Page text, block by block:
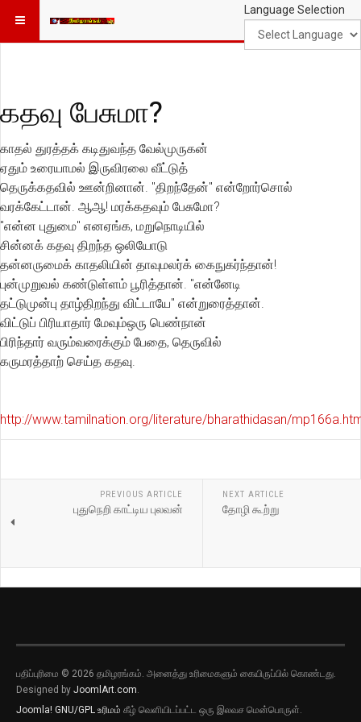
Language Selection
கதவு பேசுமா?
காதல் துரத்தக் கடிதுவந்த வேல்முருகன்
ஏதும் உரையாமல் இருவிரலை வீட்டுத்
தெருக்கதவில் ஊன்றினான். "திறந்தேன்" என்றோர்சொல்
வரக்கேட்டான். ஆஆ! மரக்கதவும் பேசுமோ?
"என்ன புதுமை" எனஏங்க, மறுநொடியில்
சின்னக் கதவு திறந்த ஒலியோடு
தன்னருமைக் காதலியின் தாவுமலர்க் கைநுகர்ந்தான்!
புன்முறுவல் கண்டுள்ளம் பூரித்தான். "என்னேடி
தட்டுமுன்பு தாழ்திறந்து விட்டாயே" என்றுரைத்தான்.
விட்டுப் பிரியாதார் மேவும்ஒரு பெண்நான்
பிரிந்தார் வரும்வரைக்கும் பேதை, தெருவில்
கருமரத்தாற் செய்த கதவு.
http://www.tamilnation.org/literature/bharathidasan/
PREVIOUS ARTICLE
புதுநெறி காட்டிய புலவன்
NEXT ARTICLE
தோழி கூற்று
பதிப்புரிமை © 2026 தமிழரங்கம். அனைத்து உரிமைகளும் கையிருப்பில் கொண்டது.
Designed by JoomlArt.com.
Joomla! GNU/GPL உரிமம் கீழ் வெளியிடப்பட்ட ஒரு இலவச மென்பொருள்.